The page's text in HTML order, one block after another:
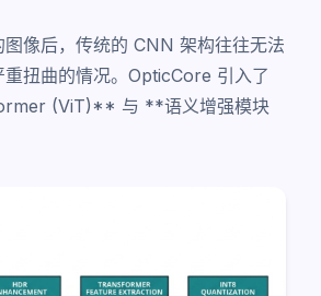
像后，传统的 CNN 架构往往无法
重扭曲的情况。OpticCore 引入了
(ViT)** 与 **语义增强模块